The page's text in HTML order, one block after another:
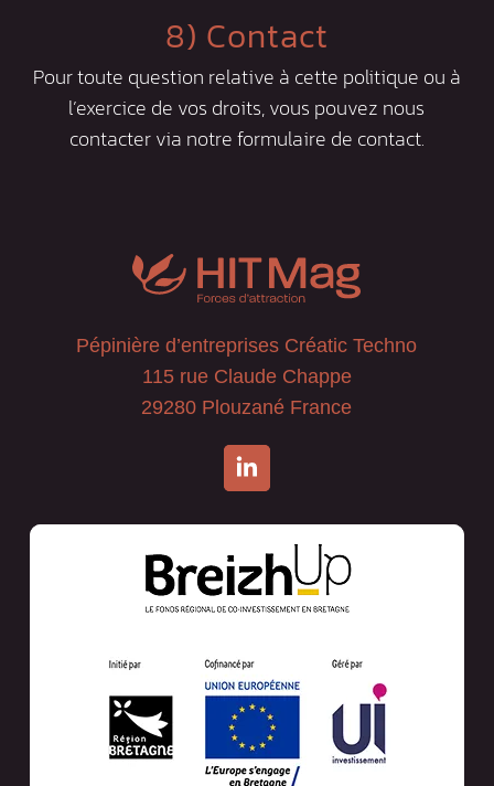
8) Contact
Pour toute question relative à cette politique ou à
l’exercice de vos droits, vous pouvez nous
contacter via notreformulaire de contact.
Pépinière d’entreprises Créatic Techno
115 rue Claude Chappe
29280 Plouzané France